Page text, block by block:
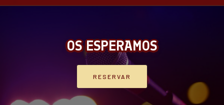
OS ESPERAMOS
RESERVAR